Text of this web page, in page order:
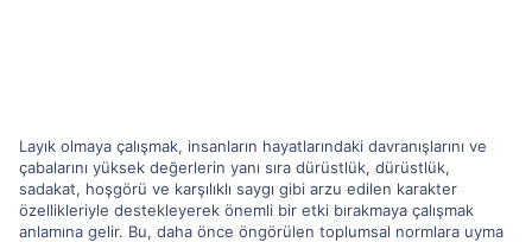
Layık olmaya çalışmak, insanların hayatlarındaki davranışlarını ve
çabalarını yüksek değerlerin yanı sıra dürüstlük, dürüstlük,
sadakat, hoşgörü ve karşılıklı saygı gibi arzu edilen karakter
özellikleriyle destekleyerek önemli bir etki bırakmaya çalışmak
anlamına gelir. Bu, daha önce öngörülen toplumsal normlara uyma